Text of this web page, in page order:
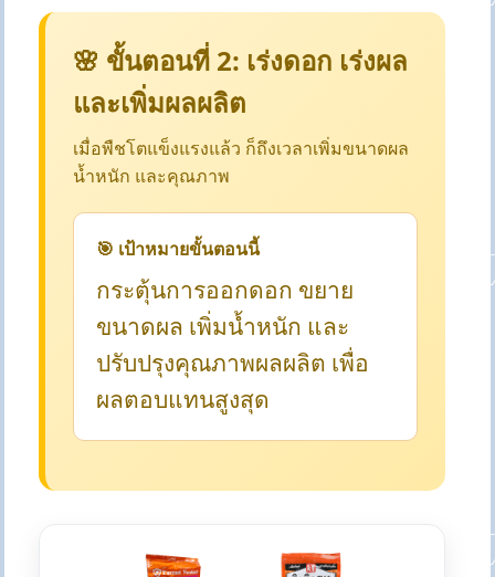
🌸 ขั้นตอนที่ 2: เร่งดอก เร่งผล
และเพิ่มผลผลิต
เมื่อพืชโตแข็งแรงแล้ว ก็ถึงเวลาเพิ่มขนาดผล
น้ำหนัก และคุณภาพ
🎯 เป้าหมายขั้นตอนนี้
กระตุ้นการออกดอก ขยาย
ขนาดผล เพิ่มน้ำหนัก และ
ปรับปรุงคุณภาพผลผลิต เพื่อ
ผลตอบแทนสูงสุด